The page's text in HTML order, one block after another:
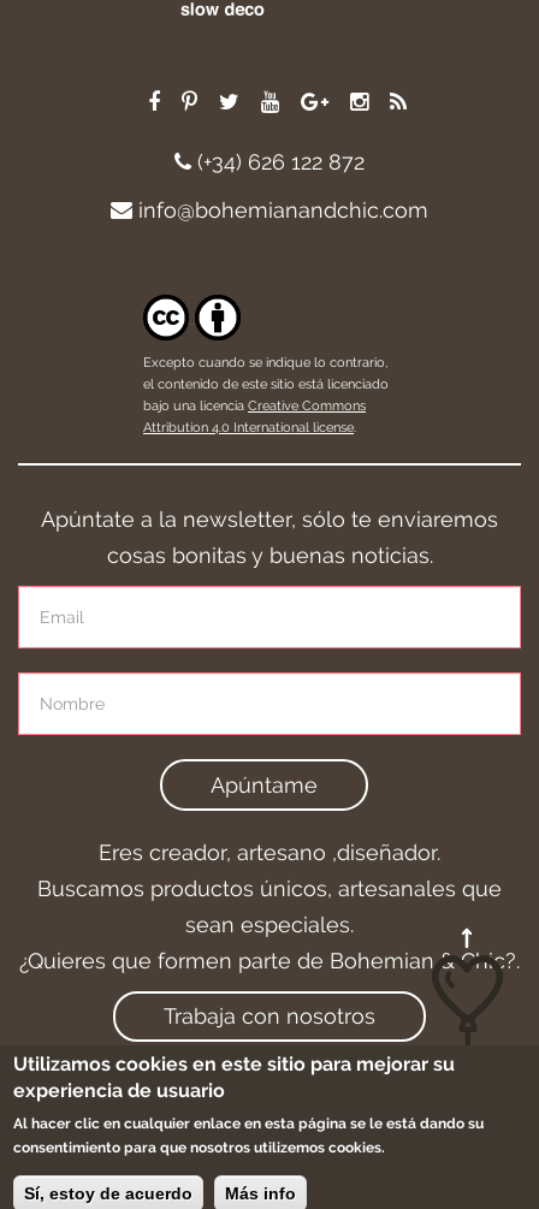
(+34) 626 122 872
info@bohemianandchic.com
Excepto cuando se indique lo contrario,
el contenido de este sitio está licenciado
bajo una licencia Creative Commons
Attribution 4.0 International license
Apúntate a la newsletter, sólo te enviaremos
cosas bonitas y buenas noticias.
Apúntame
Eres creador, artesano ,diseñador.
Buscamos productos únicos, artesanales que
sean especiales.
¿Quieres que formen parte de Bohemian & Chic?.
Trabaja con nosotros
Aviso legal-Cookies -Condiciones de compra
-Sitemap
Utilizamos cookies en este sitio para mejorar su
experiencia de usuario
Al hacer clic en cualquier enlace en esta página se le está dando su
consentimiento para que nosotros utilizemos cookies.
Sí, estoy de acuerdo Más info